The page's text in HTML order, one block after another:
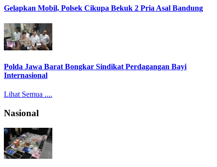
Gelapkan Mobil, Polsek Cikupa Bekuk 2 Pria Asal Bandung
Polda Jawa Barat Bongkar Sindikat Perdagangan Bayi
Internasional
Lihat Semua ....
Nasional